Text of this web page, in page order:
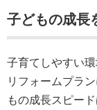
子どもの成長
子育てしやすい
リフォームプラ
もの成長スピー